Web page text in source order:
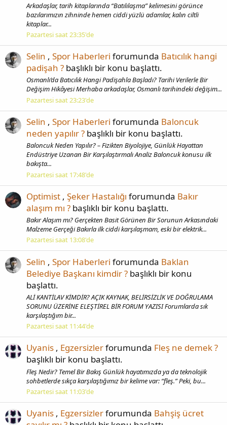
Arkadaşlar, tarih kitaplarında “Batılılaşma” kelimesini görünce
bazılarımızın zihninde hemen ciddi yüzlü adamlar, kalın ciltli
kitaplar...
Pazartesi saat 23:35'de
Selin , Spor Haberleri forumunda Batıcılık hangi
padişah ? başlıklı bir konu başlattı.
Osmanlı’da Batıcılık Hangi Padişahla Başladı? Tarihi Verilerle Bir
Değişim Hikâyesi Merhaba arkadaşlar, Osmanlı tarihindeki değişim...
Pazartesi saat 23:23'de
Selin , Spor Haberleri forumunda Baloncuk
neden yapılır ? başlıklı bir konu başlattı.
Baloncuk Neden Yapılır? – Fizikten Biyolojiye, Günlük Hayattan
Endüstriye Uzanan Bir Karşılaştırmalı Analiz Baloncuk konusu ilk
bakışta...
Pazartesi saat 17:48'de
Optimist , Şeker Hastalığı forumunda Bakır
alaşım mı ? başlıklı bir konu başlattı.
Bakır Alaşım mı? Gerçekten Basit Görünen Bir Sorunun Arkasındaki
Malzeme Gerçeği Bakırla ilk ciddi karşılaşmam, eski bir elektrik...
Pazartesi saat 13:08'de
Selin , Spor Haberleri forumunda Baklan
Belediye Başkanı kimdir ? başlıklı bir konu
başlattı.
ALİ KANTİLAV KİMDİR? AÇIK KAYNAK, BELİRSİZLİK VE DOĞRULAMA
SORUNU ÜZERİNE ELEŞTİREL BİR FORUM YAZISI Forumlarda sık
karşılaştığım bir...
Pazartesi saat 11:44'de
Uyanis , Egzersizlerforumunda Fleş ne demek ?
başlıklı bir konu başlattı.
Fleş Nedir? Temel Bir Bakış Günlük hayatımızda ya da teknolojik
sohbetlerde sıkça karşılaştığımız bir kelime var: “fleş.” Peki, bu...
Pazartesi saat 11:03'de
Uyanis , Egzersizlerforumunda Bahşiş ücret